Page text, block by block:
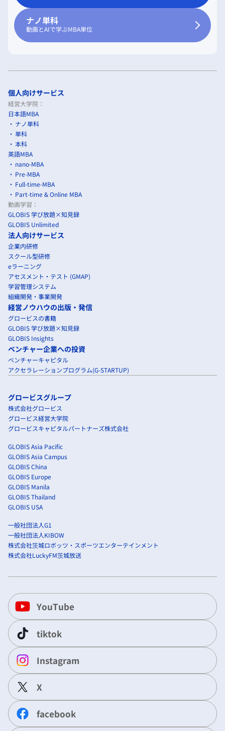
ナノ単科
動画とAIで学ぶMBA単位
個人向けサービス
経営大学院：
日本語MBA
ナノ単科
単科
本科
英語MBA
nano-MBA
Pre-MBA
Full-time-MBA
Part-time & Online MBA
動画学習：
GLOBIS 学び放題×知見録
GLOBIS Unlimited
法人向けサービス
企業内研修
スクール型研修
eラーニング
アセスメント・テスト (GMAP)
学習管理システム
組織開発・事業開発
経営ノウハウの出版・発信
グロービスの書籍
GLOBIS 学び放題×知見録
GLOBIS Insights
ベンチャー企業への投資
ベンチャーキャピタル
アクセラレーションプログラム(G-STARTUP)
グロービスグループ
株式会社グロービス
グロービス経営大学院
グロービスキャピタルパートナーズ株式会社
GLOBIS Asia Pacific
GLOBIS Asia Campus
GLOBIS China
GLOBIS Europe
GLOBIS Manila
GLOBIS Thailand
GLOBIS USA
一般社団法人G1
一般社団法人KIBOW
株式会社茨城ロボッツ・スポーツエンターテインメント
株式会社LuckyFM茨城放送
YouTube
tiktok
Instagram
X
facebook